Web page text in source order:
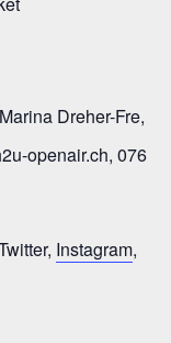
Dreher-Fre,
openair.ch, 076
Instagram,